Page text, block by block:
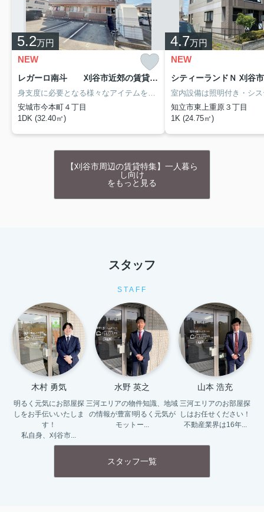
5.2万円
NEW
レガーロ南斗 刈谷市近郊の賃貸はクラスホーム刈谷店 201
安城市今本町４丁目
1DK (32.40㎡)
4.7万円
NEW
知立市東上重原３丁目
1K (24.75㎡)
【刈谷市周辺の賃貸特集】一人暮ら
し向け
をもっと見る
スタッフ
STAFF
木村 勇気
明るく元気にお部屋探
しをお手伝いいたしま
す！
私自身、刈谷市...
水野 英之
三河エリアの物件知識、地域
の情報が豊富!明るく元気が
モットー...
山本 浩充
三河エリアのお部屋探
しはお任せください！
不動産業界は16年...
スタッフ一覧